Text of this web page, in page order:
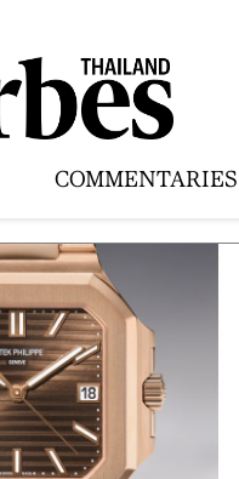
COMMENTARIES